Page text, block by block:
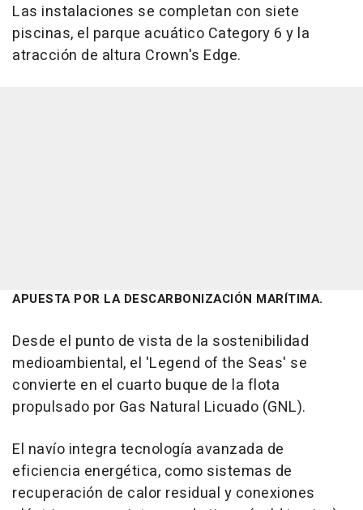
Las instalaciones se completan con siete
piscinas, el parque acuático Category 6 y la
atracción de altura Crown's Edge.
APUESTA POR LA DESCARBONIZACIÓN MARÍTIMA.
Desde el punto de vista de la sostenibilidad
medioambiental, el 'Legend of the Seas' se
convierte en el cuarto buque de la flota
propulsado por Gas Natural Licuado (GNL).
El navío integra tecnología avanzada de
eficiencia energética, como sistemas de
recuperación de calor residual y conexiones